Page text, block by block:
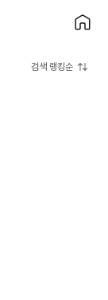
검색 랭킹순